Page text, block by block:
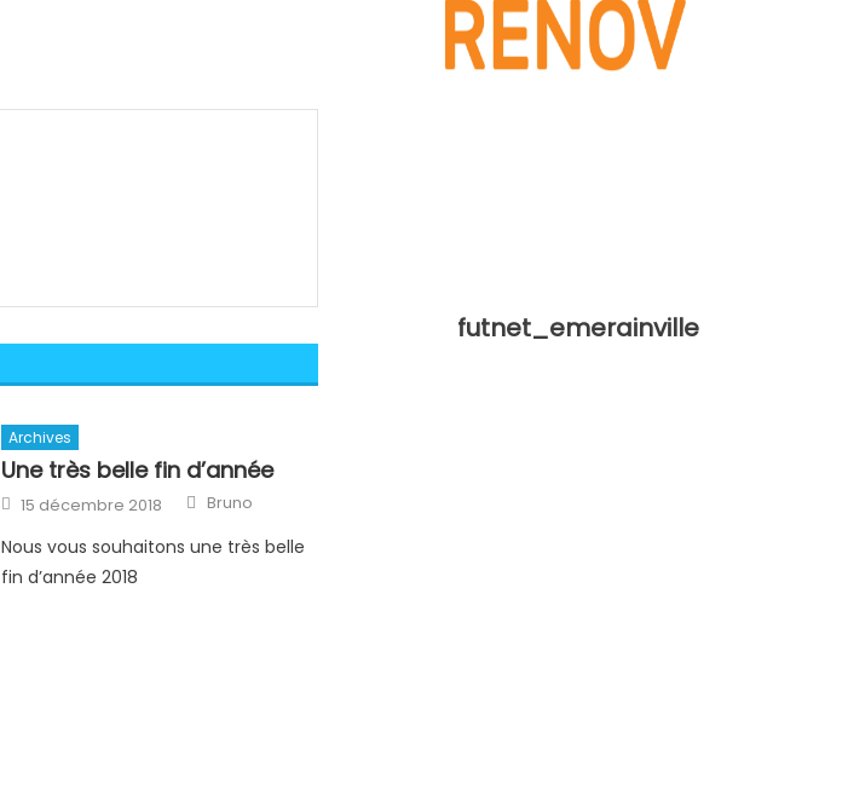
Archives
Une très belle fin d’année
Posted
on
15 décembre 2018 Author
Bruno
Nous vous souhaitons une très belle
fin d’année 2018
futnet_emerainville